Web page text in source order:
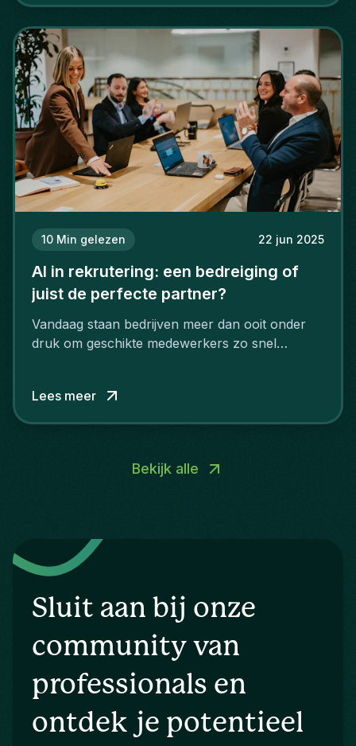
10 Min gelezen 22 jun 2025
AI in rekrutering: een bedreiging of
juist de perfecte partner?
Vandaag staan bedrijven meer dan ooit onder
druk om geschikte medewerkers zo snel
digital marketing een steeds groter tekort aan
talent, wat hen ertoe aanzet om AI in het
Lees meer
Bekijk alle
Sluit aan bij onze
community van
professionals en
ontdek je potentieel